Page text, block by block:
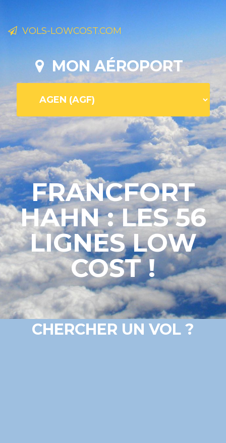
VOLS-LOWCOST.COM
MON AÉROPORT
FRANCFORT
HAHN : LES 56
LIGNES LOW
COST !
CHERCHER UN VOL ?